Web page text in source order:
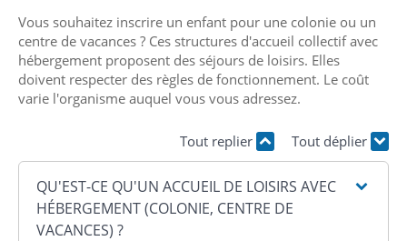
Vous souhaitez inscrire un enfant pour une colonie ou un
centre de vacances ? Ces structures d'accueil collectif avec
hébergement proposent des séjours de loisirs. Elles
doivent respecter des règles de fonctionnement. Le coût
varie l'organisme auquel vous vous adressez.
Tout replier Tout déplier
QU'EST-CE QU'UN ACCUEIL DE LOISIRS AVEC
HÉBERGEMENT (COLONIE, CENTRE DE
VACANCES) ?